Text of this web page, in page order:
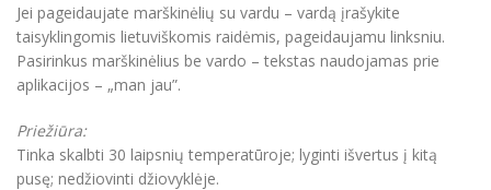
Jei pageidaujate marškinėlių su vardu – vardą įrašykite
taisyklingomis lietuviškomis raidėmis, pageidaujamu linksniu.
Pasirinkus marškinėlius be vardo – tekstas naudojamas prie
aplikacijos – „man jau”.
Priežiūra:
Tinka skalbti 30 laipsnių temperatūroje; lyginti išvertus į kitą
pusę; nedžiovinti džiovyklėje.